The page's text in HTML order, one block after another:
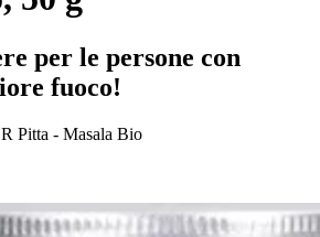
per le persone con
fuoco!
Pitta - Masala Bio